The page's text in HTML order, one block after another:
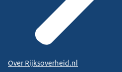
Over Rijksoverheid.nl